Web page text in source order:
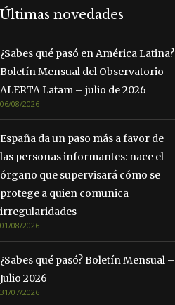
Últimas novedades
¿Sabes qué pasó en América Latina?
Boletín Mensual del Observatorio
ALERTA Latam – julio de 2026
06/08/2026
España da un paso más a favor de
las personas informantes: nace el
órgano que supervisará cómo se
protege a quien comunica
irregularidades
01/08/2026
¿Sabes qué pasó? Boletín Mensual –
Julio 2026
31/07/2026